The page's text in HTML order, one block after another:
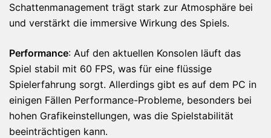
Schattenmanagement trägt stark zur Atmosphäre bei
und verstärkt die immersive Wirkung des Spiels.
Performance: Auf den aktuellen Konsolen läuft das
Spiel stabil mit 60 FPS, was für eine flüssige
Spielerfahrung sorgt. Allerdings gibt es auf dem PC in
einigen Fällen Performance-Probleme, besonders bei
hohen Grafikeinstellungen, was die Spielstabilität
beeinträchtigen kann.